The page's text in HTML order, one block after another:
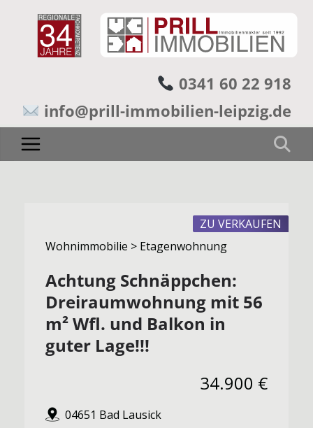
0341 60 22 918
info@prill-immobilien-leipzig.de
Wohnimmobilie > Etagenwohnung
ZU VERKAUFEN
Achtung Schnäppchen:
Dreiraumwohnung mit 56
m² Wfl. und Balkon in
guter Lage!!!
04651 Bad Lausick
34.900 €